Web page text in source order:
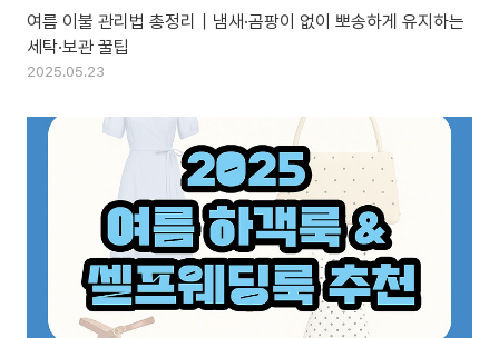
여름 이불 관리법 총정리｜냄새·곰팡이 없이 뽀송하게 유지하는
세탁·보관 꿀팁
2025.05.23